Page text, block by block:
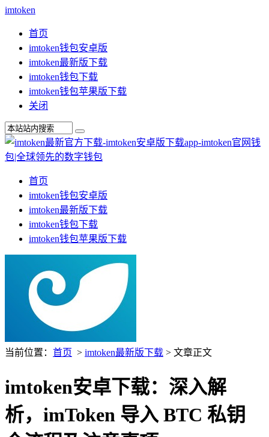
imtoken
首页
imtoken钱包安卓版
imtoken最新版下载
imtoken钱包下载
imtoken钱包苹果版下载
关闭
首页
imtoken钱包安卓版
imtoken最新版下载
imtoken钱包下载
imtoken钱包苹果版下载
当前位置： 首页 > imtoken最新版下载 > 文章正文
imtoken安卓下载：深入解
析，imToken 导入 BTC 私钥